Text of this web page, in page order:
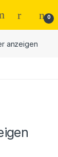
0
anzeigen